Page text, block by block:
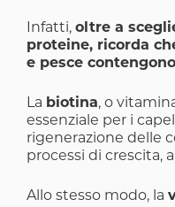
Infatti, oltre a
proteine, ricorda
e pesce
La biotina, o
essenziale per i
rigenerazione delle
processi di crescita,
Allo stesso modo, la